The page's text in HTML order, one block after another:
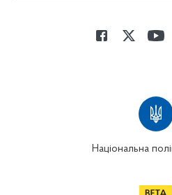
Національна